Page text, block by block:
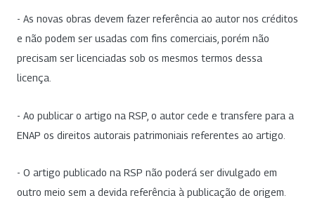
- As novas obras devem fazer referência ao autor nos créditos
e não podem ser usadas com fins comerciais, porém não
precisam ser licenciadas sob os mesmos termos dessa
licença.
- Ao publicar o artigo na RSP, o autor cede e transfere para a
ENAP os direitos autorais patrimoniais referentes ao artigo.
- O artigo publicado na RSP não poderá ser divulgado em
outro meio sem a devida referência à publicação de origem.